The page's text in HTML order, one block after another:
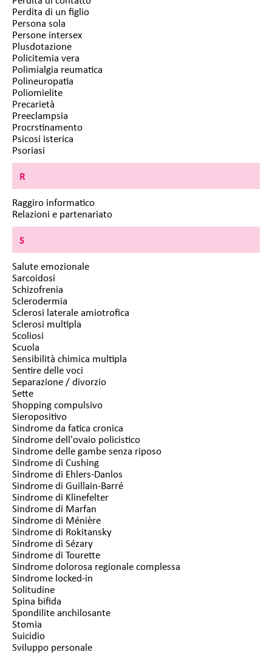
Perdita di un figlio
Persona sola
Persone intersex
Plusdotazione
Policitemia vera
Polimialgia reumatica
Polineuropatia
Poliomielite
Precarietà
Preeclampsia
Procrstinamento
Psicosi isterica
Psoriasi
R
Raggiro informatico
Relazioni e partenariato
S
Salute emozionale
Sarcoidosi
Schizofrenia
Sclerodermia
Sclerosi laterale amiotrofica
Sclerosi multipla
Scoliosi
Scuola
Sensibilità chimica multipla
Sentire delle voci
Separazione / divorzio
Sette
Shopping compulsivo
Sieropositivo
Sindrome da fatica cronica
Sindrome dell'ovaio policistico
Sindrome delle gambe senza riposo
Sindrome di Cushing
Sindrome di Ehlers-Danlos
Sindrome di Guillain-Barré
Sindrome di Klinefelter
Sindrome di Marfan
Sindrome di Ménière
Sindrome di Rokitansky
Sindrome di Sézary
Sindrome di Tourette
Sindrome dolorosa regionale complessa
Sindrome locked-in
Solitudine
Spina bifida
Spondilite anchilosante
Stomia
Suicidio
Sviluppo personale